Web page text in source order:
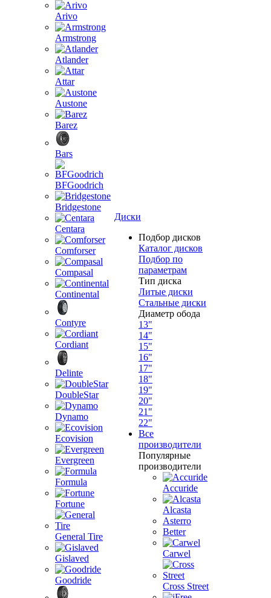
Arivo
Armstrong
Atlander
Attar
Austone
Barez
Bars
BFGoodrich
Bridgestone
Centara
Comforser
Compasal
Continental
Contyre
Cordiant
Delinte
DoubleStar
Dynamo
Ecovision
Evergreen
Formula
Fortune
General Tire
Gislaved
Goodride
Диски
Подбор дисков
Каталог дисков
Подбор по
параметрам
Тип диска
Литые диски
Стальные диски
Диаметр обода
13"
14"
15"
16"
17"
18"
19"
20"
21"
22"
Все
производители
Популярные
производители
Accuride
Alcasta
Asterro
Better
Carwel
Cross Street